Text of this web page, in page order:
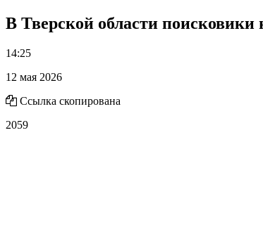
В Тверской области
14:25
12 мая 2026
Ссылка скопирована
2059